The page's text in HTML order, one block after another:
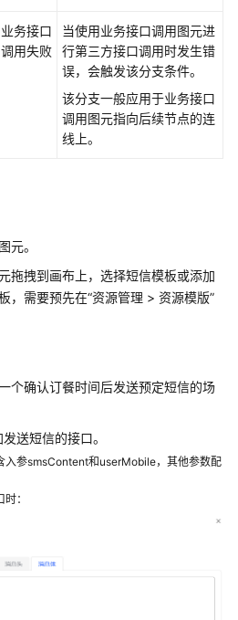
业务接口
调用失败
当使用业务接口调用图元进
行第三方接口调用时发生错
误，会触发该分支条件。
该分支一般应用于业务接口
调用图元指向后续节点的连
线上。
元。
拖拽到画布上，选择短信模板或添加
，需要预先在“资源管理 > 资源模版”
个确认订餐时间后发送预定短信的场
送短信的接口。
入参smsContent和userMobile，其他参数配
：